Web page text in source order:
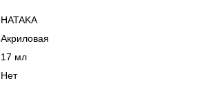
HATAKA
Акриловая
17 мл
Нет